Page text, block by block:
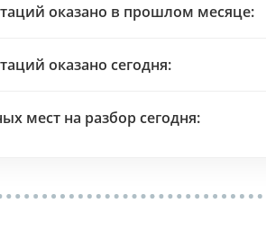
оказано в прошлом месяце:
оказано сегодня:
мест на разбор сегодня: